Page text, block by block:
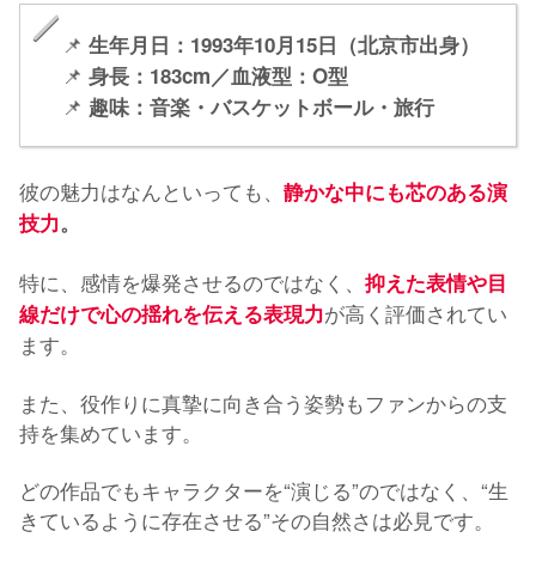
📌 生年月日：1993年10月15日（北京市出身）
📌 身長：183cm／血液型：O型
📌 趣味：音楽・バスケットボール・旅行
彼の魅力はなんといっても、 静かな中にも芯のある演
技力。
特に、感情を爆発させるのではなく、 抑えた表情や目
線だけで心の揺れを伝える表現力が高く評価されてい
ます。
また、役作りに真摯に向き合う姿勢もファンからの支
持を集めています。
どの作品でもキャラクターを“演じる”のではなく、“生
きているように存在させる”その自然さは必見です。